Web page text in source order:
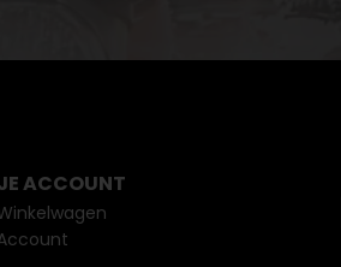
ACCOUNT